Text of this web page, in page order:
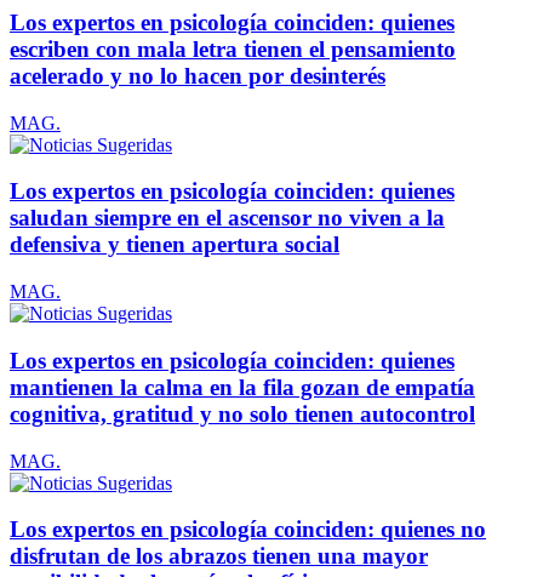
Los expertos en psicología coinciden: quienes
escriben con mala letra tienen el pensamiento
acelerado y no lo hacen por desinterés
MAG.
Los expertos en psicología coinciden: quienes
saludan siempre en el ascensor no viven a la
defensiva y tienen apertura social
MAG.
Los expertos en psicología coinciden: quienes
mantienen la calma en la fila gozan de empatía
cognitiva, gratitud y no solo tienen autocontrol
MAG.
Los expertos en psicología coinciden: quienes no
disfrutan de los abrazos tienen una mayor